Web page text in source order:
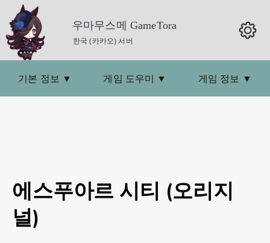
우마무스메 GameTora
한국 (카카오) 서버
기본 정보 ▼ 게임 도우미 ▼ 게임 정보 ▼
에스푸아르 시티 (오리지
널)